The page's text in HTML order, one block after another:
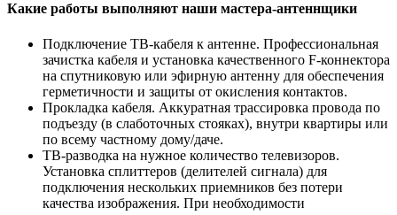
Какие работы выполняют наши мастера-антеннщики
Подключение ТВ-кабеля к антенне. Профессиональная
зачистка кабеля и установка качественного F-коннектора
на спутниковую или эфирную антенну для обеспечения
герметичности и защиты от окисления контактов.
Прокладка кабеля. Аккуратная трассировка провода по
подъезду (в слаботочных стояках), внутри квартиры или
по всему частному дому/даче.
ТВ-разводка на нужное количество телевизоров.
Установка сплиттеров (делителей сигнала) для
подключения нескольких приемников без потери
качества изображения. При необходимости